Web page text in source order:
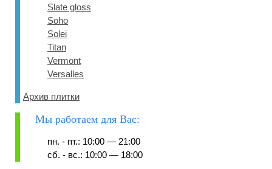
Slate gloss
Soho
Solei
Titan
Vermont
Versalles
Архив плитки
Мы работаем для Вас:
пн. - пт.: 10:00 — 21:00
сб. - вс.: 10:00 — 18:00